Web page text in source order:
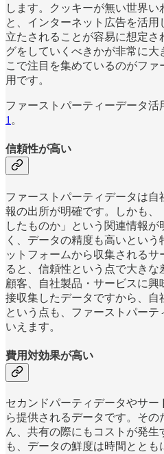
します。クッキーが無い世界
と、インターネット広告を活
立たされることが容易に想定
グをしていくべきかが非常に
こで注目を集めているのがフ
用です。
ファーストパーティーデータ
1 。
信頼性が高い
ファーストパーティデータは
報の出所が明確です。しかも
したものか」という関連情報
く、データの精度も高いとい
ットフォームから収集される
ると、信頼性という点で大き
顧客、自社製品・サービスに
接収集したデータですから、
という点も、ファーストパーテ
いえます。
費用対効果が高い
セカンドパーティデータやサ
ら提供されるデータです。そ
ん、共有の際にもコストが発
も、データの鮮度は時間とと